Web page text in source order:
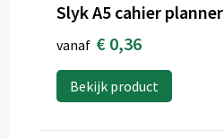
Slyk A5 cahier planner
vanaf € 0,36
Bekijk product